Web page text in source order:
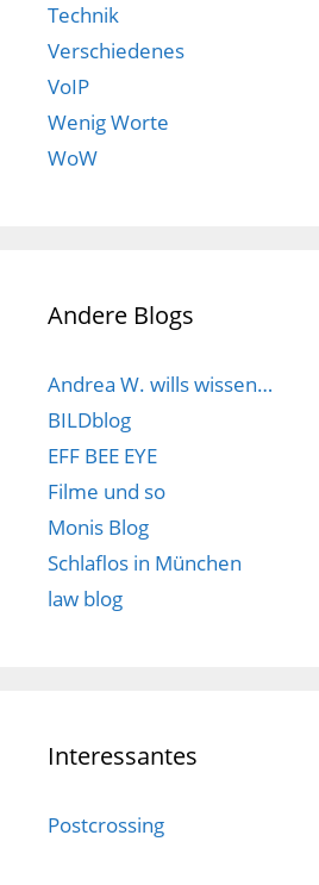
Technik
Verschiedenes
VoIP
Wenig Worte
WoW
Andere Blogs
Andrea W. wills wissen…
BILDblog
EFF BEE EYE
Filme und so
Monis Blog
Schlaflos in München
law blog
Interessantes
Postcrossing